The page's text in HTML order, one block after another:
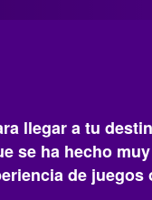
llegar a tu
se ha hecho
de juegos